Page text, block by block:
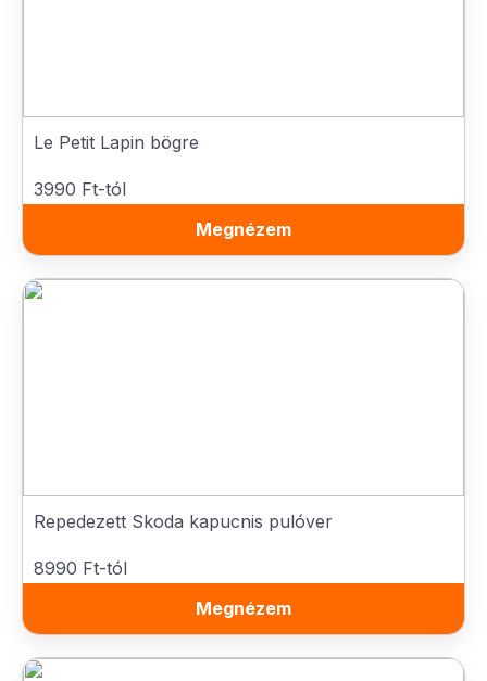
Le Petit Lapin bögre
3990 Ft-tól
Megnézem
Repedezett Skoda kapucnis pulóver
8990 Ft-tól
Megnézem